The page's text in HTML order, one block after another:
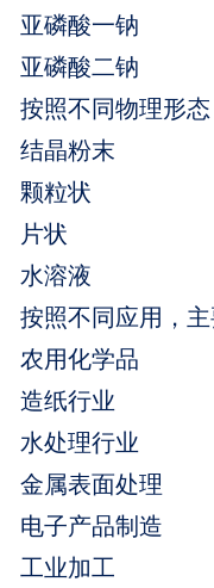
亚磷酸一钠
亚磷酸二钠
按照不同物理形
结晶粉末
颗粒状
片状
水溶液
按照不同应用，
农用化学品
造纸行业
水处理行业
金属表面处理
电子产品制造
工业加工